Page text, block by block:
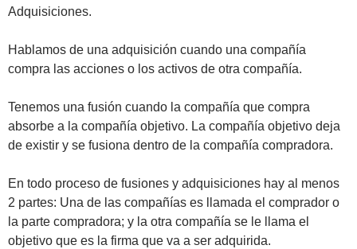
Adquisiciones.
Hablamos de una adquisición cuando una compañía
compra las acciones o los activos de otra compañía.
Tenemos una fusión cuando la compañía que compra
absorbe a la compañía objetivo. La compañía objetivo deja
de existir y se fusiona dentro de la compañía compradora.
En todo proceso de fusiones y adquisiciones hay al menos
2 partes: Una de las compañías es llamada el comprador o
la parte compradora; y la otra compañía se le llama el
objetivo que es la firma que va a ser adquirida.